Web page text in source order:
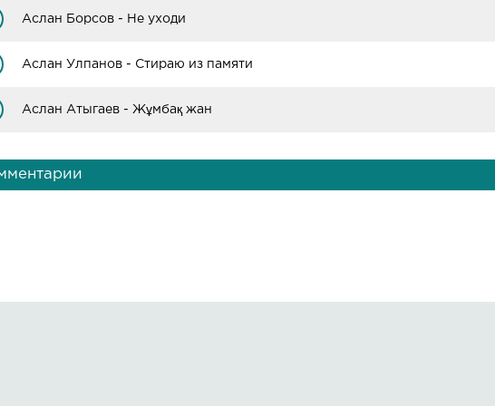
Аслан Борсов - Не уходи
Аслан Улпанов - Стираю из памяти
Аслан Атыгаев - Жұмбақ жан